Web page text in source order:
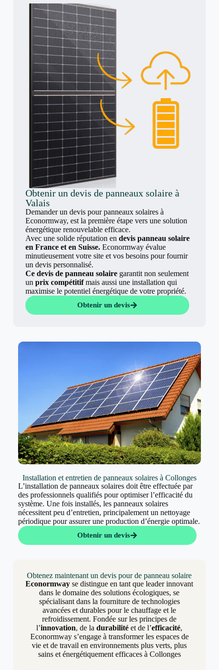
Obtenir un devis de panneaux solaire à
Valais
Demander un devis pour panneaux solaires à
Econormway, est la première étape vers une solution
énergétique renouvelable efficace.
Avec une solide réputation en devis panneau solaire
en France et en Suisse.Econormway évalue
minutieusement votre site et vos besoins pour fournir
un devis personnalisé.
Ce devis de panneau solairegarantit non seulement
un prix compétitifmais aussi une installation qui
maximise le potentiel énergétique de votre propriété.
Obtenir un devis
Installation et entretien de panneaux solaires à Collonges
L’installation de panneaux solaires doit être effectuée par
des professionnels qualifiés pour optimiser l’efficacité du
système. Une fois installés, les panneaux solaires
nécessitent peu d’entretien, principalement un nettoyage
périodique pour assurer une production d’énergie optimale.
Obtenir un devis
Obtenez maintenant un devis pour de panneau solaire
Econormway se distingue en tant que leader innovant
dans le domaine des solutions écologiques, se
spécialisant dans la fourniture de technologies
avancées et durables pour le chauffage et le
refroidissement. Fondée sur les principes de
l’innovation, de ladurabilité et de l’efficacité,
Econormway s’engage à transformer les espaces de
vie et de travail en environnements plus verts, plus
sains et énergétiquement efficaces à Collonges